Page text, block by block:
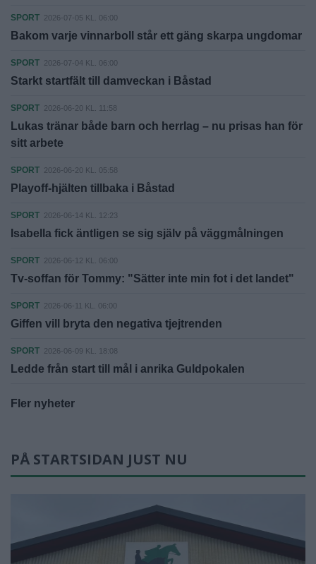
SPORT 2026-07-05 KL. 06:00
Bakom varje vinnarboll står ett gäng skarpa ungdomar
SPORT 2026-07-04 KL. 06:00
Starkt startfält till damveckan i Båstad
SPORT 2026-06-20 KL. 11:58
Lukas tränar både barn och herrlag – nu prisas han för
sitt arbete
SPORT 2026-06-20 KL. 05:58
Playoff-hjälten tillbaka i Båstad
SPORT 2026-06-14 KL. 12:23
Isabella fick äntligen se sig själv på väggmålningen
SPORT 2026-06-12 KL. 06:00
Tv-soffan för Tommy: "Sätter inte min fot i det landet"
SPORT 2026-06-11 KL. 06:00
Giffen vill bryta den negativa tjejtrenden
SPORT 2026-06-09 KL. 18:08
Ledde från start till mål i anrika Guldpokalen
Fler nyheter
PÅ STARTSIDAN JUST NU